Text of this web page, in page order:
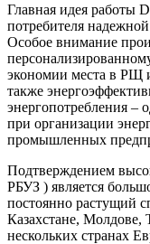
Главная идея работы
потребителя
Особое внимание
экономии места в РЩ
также
энергопотребления –
при организации
промышленных
Подтверждением
РБУЗ ) является
постоянно растущий
Казахстане, Молдове,
нескольких странах